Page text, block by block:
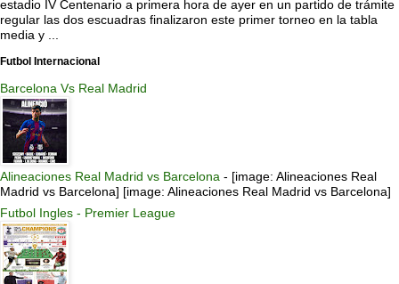
estadio IV Centenario a primera hora de ayer en un partido de trámite
regular las dos escuadras finalizaron este primer torneo en la tabla
media y ...
Futbol Internacional
Barcelona Vs Real Madrid
Alineaciones Real Madrid vs Barcelona - [image: Alineaciones Real
Madrid vs Barcelona] [image: Alineaciones Real Madrid vs Barcelona]
Futbol Ingles - Premier League